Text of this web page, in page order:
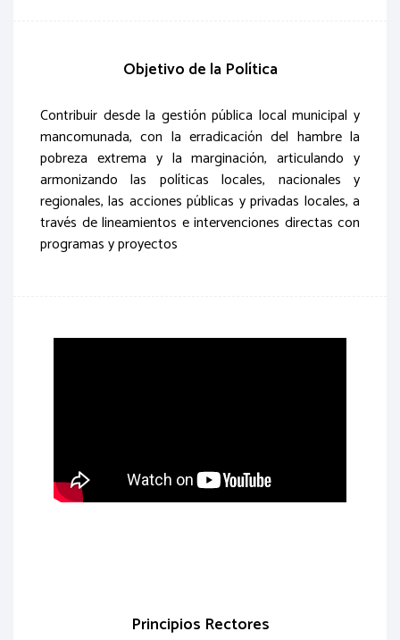
Objetivo de la Política
Contribuir desde la gestión pública local municipal y
mancomunada, con la erradicación del hambre la
pobreza extrema y la marginación, articulando y
armonizando las políticas locales, nacionales y
regionales, las acciones públicas y privadas locales, a
través de lineamientos e intervenciones directas con
programas y proyectos
Principios Rectores